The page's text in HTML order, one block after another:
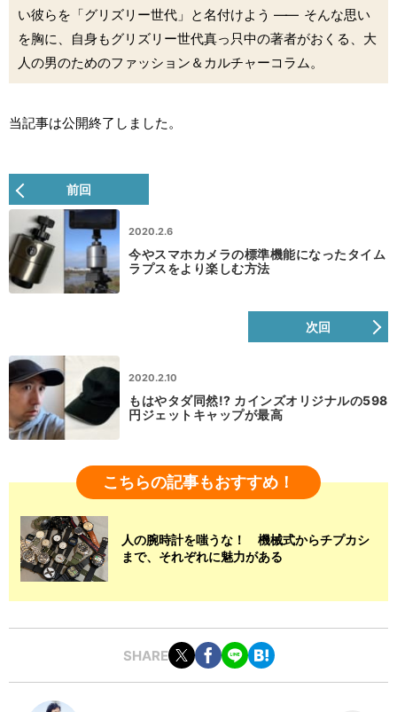
い彼らを「グリズリー世代」と名付けよう ―― そんな思い
を胸に、自身もグリズリー世代真っ只中の著者がおくる、大
人の男のためのファッション＆カルチャーコラム。
当記事は公開終了しました。
前回
2020.2.6
今やスマホカメラの標準機能になったタイム
ラプスをより楽しむ方法
次回
2020.2.10
もはやタダ同然!? カインズオリジナルの598
円ジェットキャップが最高
こちらの記事もおすすめ！
人の腕時計を嗤うな！ 機械式からチプカシ
まで、それぞれに魅力がある
SHARE